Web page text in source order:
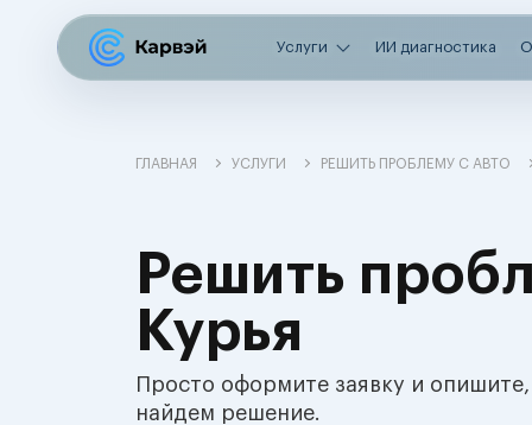
Услуги ИИ диагностика
ГЛАВНАЯ УСЛУГИ РЕШИТЬ ПРОБЛЕМУ С АВТО
Решить
Курья
Просто оформите заявку и
найдем решение.